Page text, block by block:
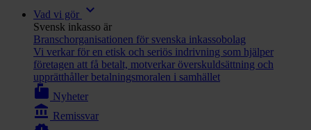
Vad vi gör expand_more
Svensk inkasso är
Branschorganisationen för svenska inkassobolag
Vi verkar för en etisk och seriös indrivning som hjälper
företagen att få betalt, motverkar överskuldsättning och
upprätthåller betalningsmoralen i samhället
markunread_mailbox Nyheter
account_balance Remissvar